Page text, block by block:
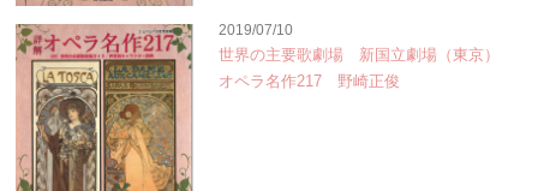
2019/07/10
世界の主要歌劇場 新国立劇場（東京）
オペラ名作217 野崎正俊